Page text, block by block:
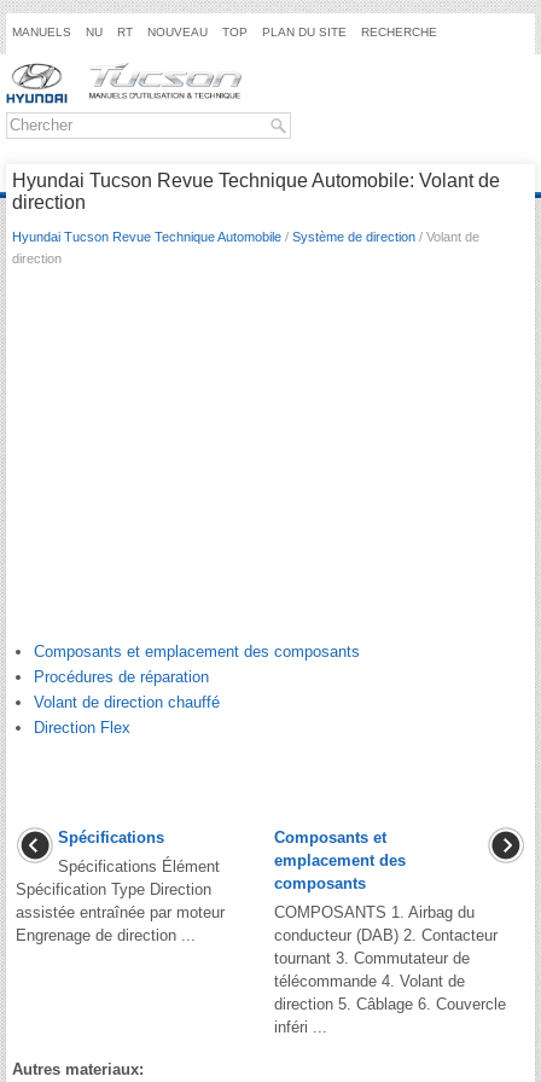
MANUELS NU RT NOUVEAU TOP PLAN DU SITE RECHERCHE
Hyundai Tucson Revue Technique Automobile: Volant de
direction
Hyundai Tucson Revue Technique Automobile / Système de direction / Volant de
direction
Composants et emplacement des composants
Procédures de réparation
Volant de direction chauffé
Direction Flex
Spécifications
Spécifications Élément
Spécification Type Direction
assistée entraînée par moteur
Engrenage de direction ...
Composants et
emplacement des
composants
COMPOSANTS 1. Airbag du
conducteur (DAB) 2. Contacteur
tournant 3. Commutateur de
télécommande 4. Volant de
direction 5. Câblage 6. Couvercle
inféri ...
Autres materiaux: